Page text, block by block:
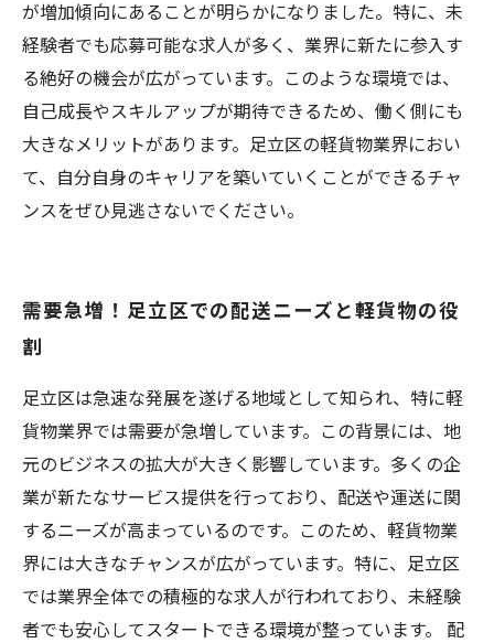
が増加傾向にあることが明らかになりました。特に、未
経験者でも応募可能な求人が多く、業界に新たに参入す
る絶好の機会が広がっています。このような環境では、
自己成長やスキルアップが期待できるため、働く側にも
大きなメリットがあります。足立区の軽貨物業界におい
て、自分自身のキャリアを築いていくことができるチャ
ンスをぜひ見逃さないでください。
需要急増！足立区での配送ニーズと軽貨物の役
割
足立区は急速な発展を遂げる地域として知られ、特に軽
貨物業界では需要が急増しています。この背景には、地
元のビジネスの拡大が大きく影響しています。多くの企
業が新たなサービス提供を行っており、配送や運送に関
するニーズが高まっているのです。このため、軽貨物業
界には大きなチャンスが広がっています。特に、足立区
では業界全体での積極的な求人が行われており、未経験
者でも安心してスタートできる環境が整っています。 配